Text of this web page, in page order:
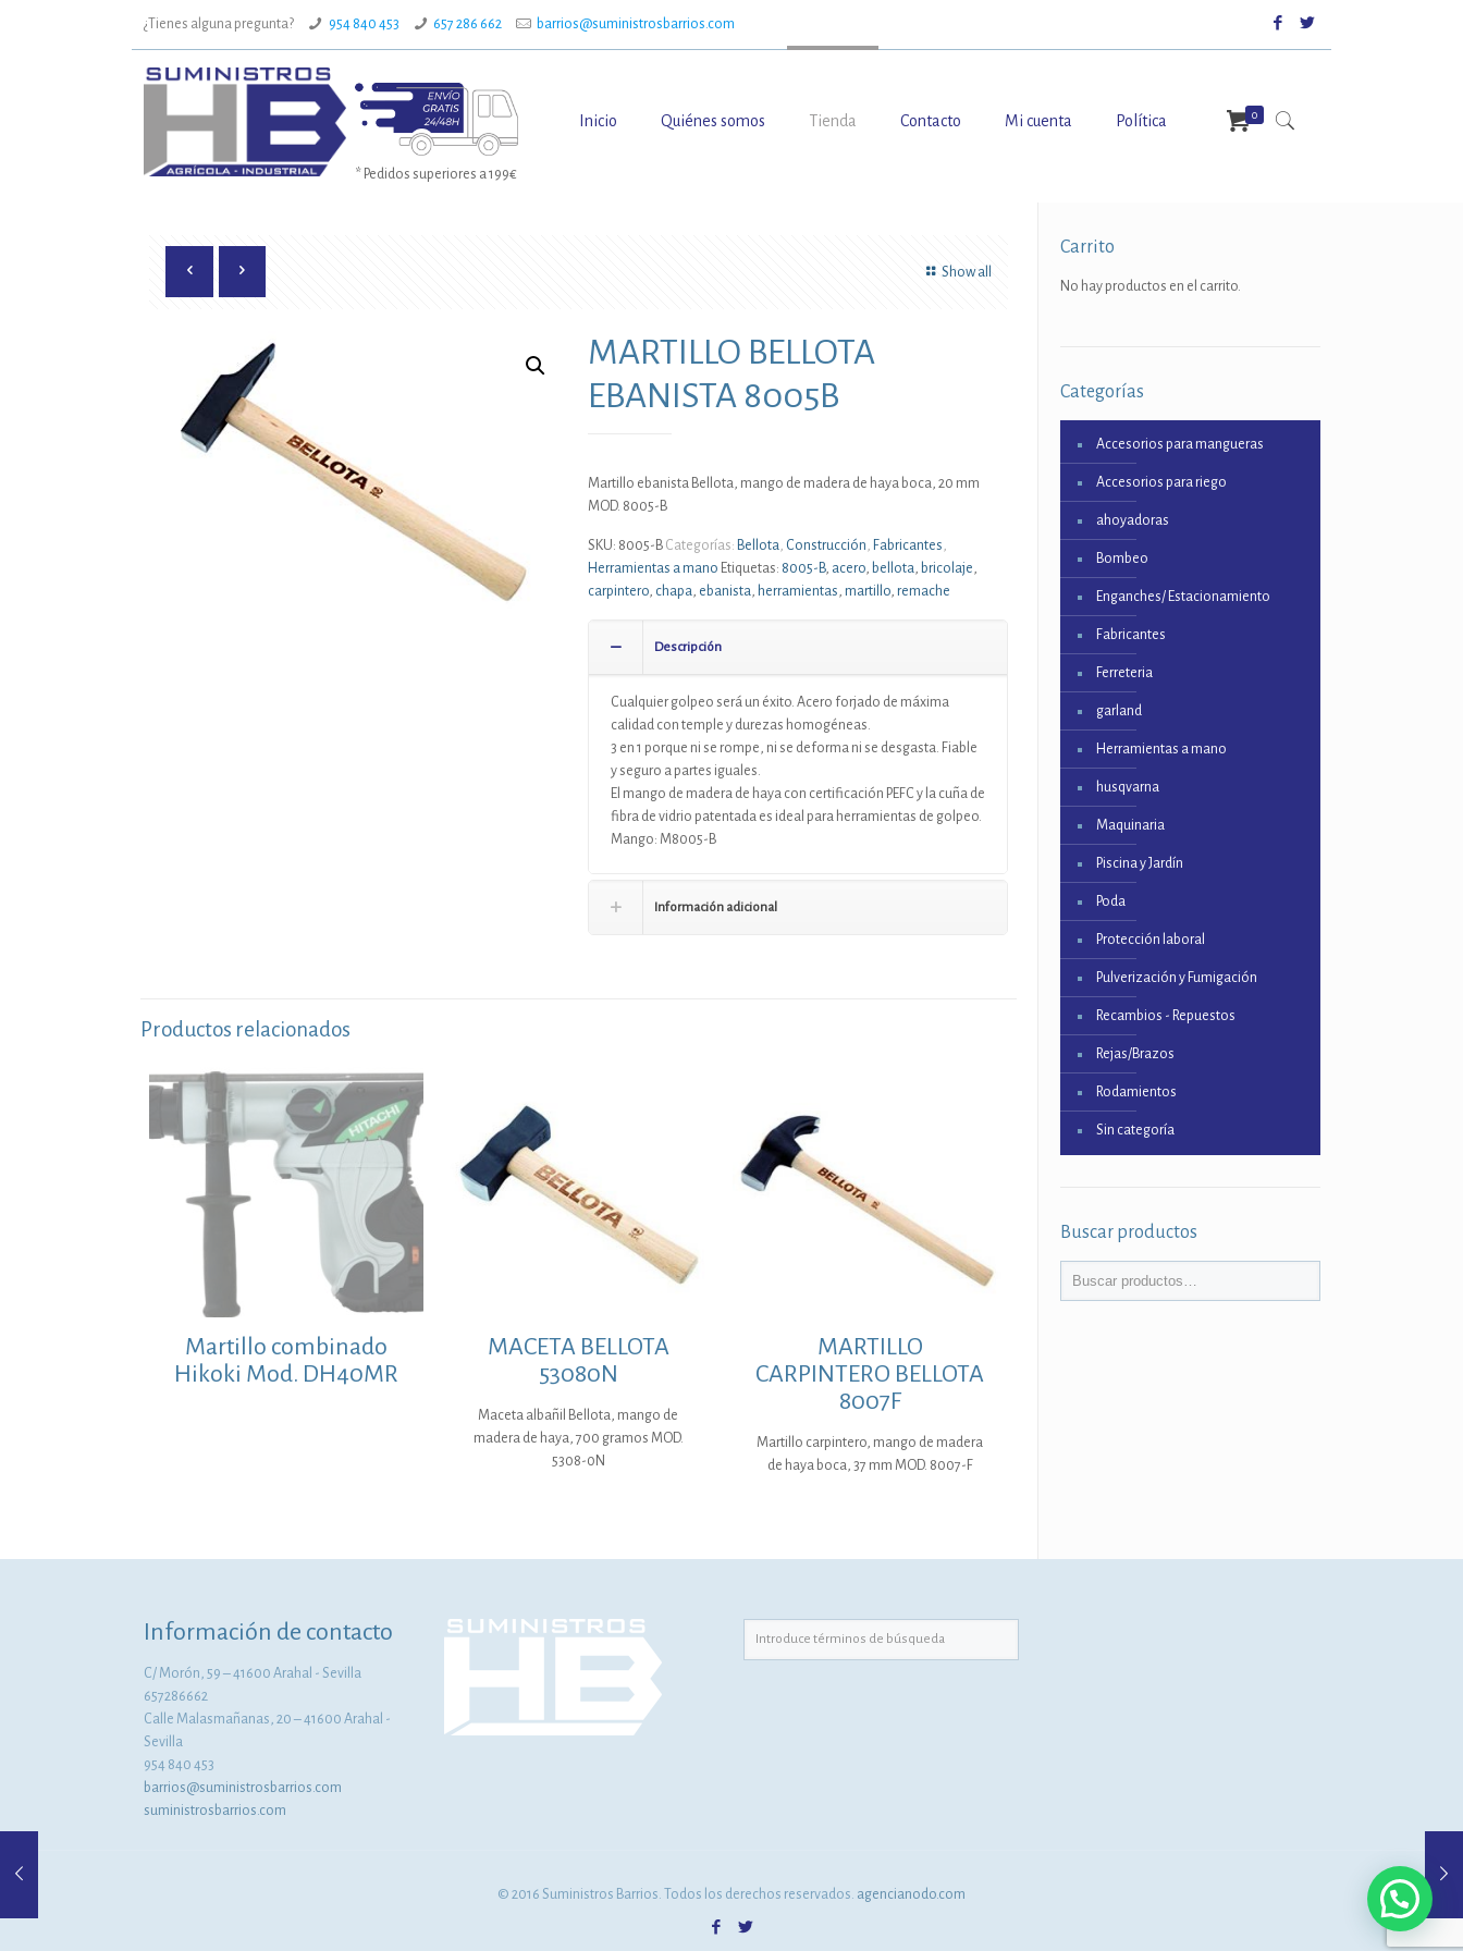
¿Tienes alguna pregunta? 954 840 453 657 286 662 barrios@suministrosbarrios.com
* Pedidos superiores a 199€
Inicio Quiénes somos Tienda Contacto Mi cuenta Política 0
Show all
MARTILLO BELLOTA
EBANISTA 8005B
Martillo ebanista Bellota, mango de madera de haya boca, 20 mm
MOD. 8005-B
SKU: 8005-B Categorías: Bellota, Construcción, Fabricantes,
Herramientas a mano Etiquetas: 8005-B, acero, bellota, bricolaje,
carpintero, chapa, ebanista, herramientas, martillo, remache
Descripción
Cualquier golpeo será un éxito. Acero forjado de máxima
calidad con temple y durezas homogéneas.
3 en 1 porque ni se rompe, ni se deforma ni se desgasta. Fiable
y seguro a partes iguales.
El mango de madera de haya con certificación PEFC y la cuña de
fibra de vidrio patentada es ideal para herramientas de golpeo.
Mango: M8005-B
Información adicional
Productos relacionados
Martillo combinado
Hikoki Mod. DH40MR
MACETA BELLOTA
53080N
Maceta albañil Bellota, mango de
madera de haya, 700 gramos MOD.
5308-0N
MARTILLO
CARPINTERO BELLOTA
8007F
Martillo carpintero, mango de madera
de haya boca, 37 mm MOD. 8007-F
Carrito
No hay productos en el carrito.
Categorías
Accesorios para mangueras
Accesorios para riego
ahoyadoras
Bombeo
Enganches/ Estacionamiento
Fabricantes
Ferreteria
garland
Herramientas a mano
husqvarna
Maquinaria
Piscina y Jardín
Poda
Protección laboral
Pulverización y Fumigación
Recambios - Repuestos
Rejas/Brazos
Rodamientos
Sin categoría
Buscar productos
Información de contacto
C/ Morón, 59 – 41600 Arahal - Sevilla
657286662
Calle Malasmañanas, 20 – 41600 Arahal -
Sevilla
954 840 453
barrios@suministrosbarrios.com
suministrosbarrios.com
© 2016 Suministros Barrios. Todos los derechos reservados. agencianodo.com